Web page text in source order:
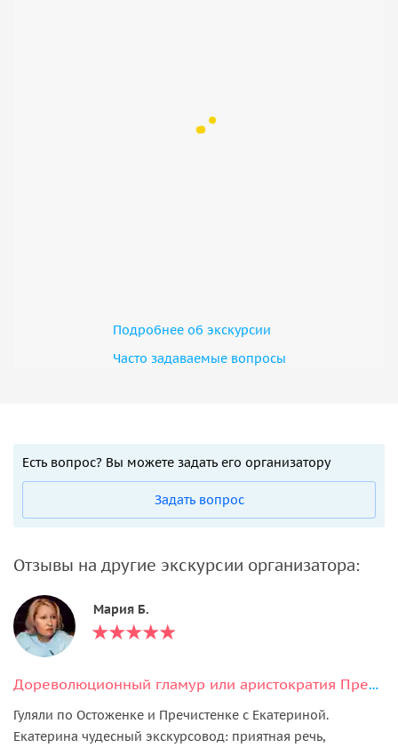
Подробнее об экскурсии
Часто задаваемые вопросы
Есть вопрос? Вы можете задать его организатору
Задать вопрос
Отзывы на другие экскурсии организатора:
Мария Б.
Дореволюционный гламур или аристократия Пречистенского квартала
Гуляли по Остоженке и Пречистенке с Екатериной.
Екатерина чудесный экскурсовод: приятная речь,